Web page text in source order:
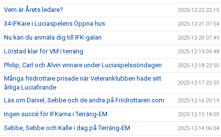
Vem är Årets ledare? 2025-12-22 22:15
34 IFKare i Luciaspelens Öppna hus 2025-12-21 07:54
Nu kan du anmäla dig till IFK-galan 2025-12-20 07:49
Lörstad klar för VM i terräng 2025-12-19 09:48
Philip, Carl och Alvin vinnare under Luciaspelssöndagen 2025-12-18 23:50
Många friidrottare prisade när Veteranklubben hade sitt
årliga Luciafirande
2025-12-17 22:55
Läs om Daniel, Sebbe och de andra på Friidrottaren.com 2025-12-16 20:19
Ingen succé för IFKarna i Terräng-EM 2025-12-15 18:05
Sebbe, Sebbe och Kalle i dag på Terräng-EM 2025-12-14 06:04